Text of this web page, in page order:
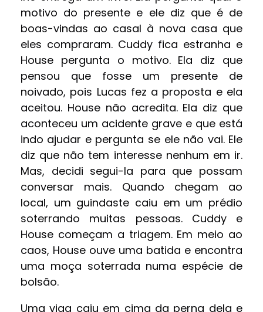
motivo do presente e ele diz que é de
boas-vindas ao casal à nova casa que
eles compraram. Cuddy fica estranha e
House pergunta o motivo. Ela diz que
pensou que fosse um presente de
noivado, pois Lucas fez a proposta e ela
aceitou. House não acredita. Ela diz que
aconteceu um acidente grave e que está
indo ajudar e pergunta se ele não vai. Ele
diz que não tem interesse nenhum em ir.
Mas, decidi segui-la para que possam
conversar mais. Quando chegam ao
local, um guindaste caiu em um prédio
soterrando muitas pessoas. Cuddy e
House começam a triagem. Em meio ao
caos, House ouve uma batida e encontra
uma moça soterrada numa espécie de
bolsão.
Uma viga caiu em cima da perna dela e